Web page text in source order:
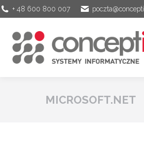
+ 48 600 800 007
MICROSOFT.NET